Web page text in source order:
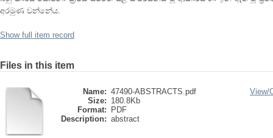
අරමුණ වන්නේය.
Show full item record
Files in this item
Name: 47490-ABSTRACTS.pdf
Size: 180.8Kb
Format:
PDF
Description: abstract
View/